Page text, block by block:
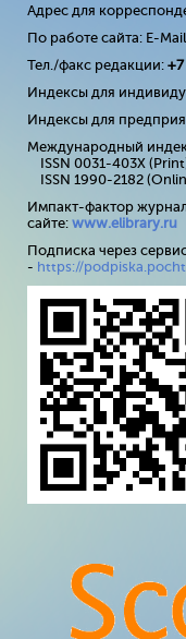
Адрес для
По работе сайта: E-
Тел./факс редакции:
Индексы для
Индексы для
Международный
ISSN 0031-403X
ISSN 1990-2182
Импакт-фактор
сайте: www.elibrary.ru
Подписка через
- https://